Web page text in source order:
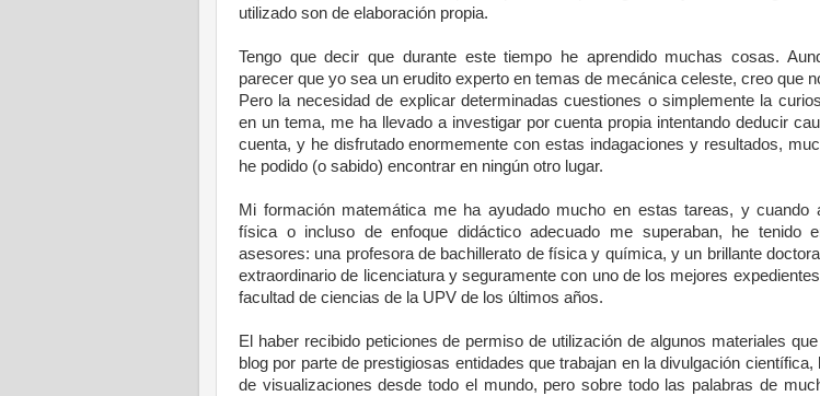
utilizado son de elaboración propia.
Tengo que decir que durante este tiempo he aprendido muchas cosas.
parecer que yo sea un erudito experto en temas de mecánica celeste, creo que
Pero la necesidad de explicar determinadas cuestiones o simplemente la
en un tema, me ha llevado a investigar por cuenta propia intentando deducir
cuenta, y he disfrutado enormemente con estas indagaciones y resultados,
he podido (o sabido) encontrar en ningún otro lugar.
Mi formación matemática me ha ayudado mucho en estas tareas, y cuando
física o incluso de enfoque didáctico adecuado me superaban, he tenido
asesores: una profesora de bachillerato de física y química, y un brillante
extraordinario de licenciatura y seguramente con uno de los mejores
facultad de ciencias de la UPV de los últimos años.
El haber recibido peticiones de permiso de utilización de algunos materiales
blog por parte de prestigiosas entidades que trabajan en la divulgación
de visualizaciones desde todo el mundo, pero sobre todo las palabras de